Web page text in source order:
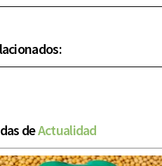
deActualidad